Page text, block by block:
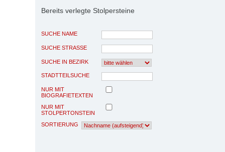
Bereits verlegte Stolpersteine
SUCHE NAME
SUCHE STRASSE
SUCHE IN BEZIRK
STADTTEILSUCHE
NUR MIT
BIOGRAFIETEXTEN
NUR MIT
STOLPERTONSTEIN
SORTIERUNG